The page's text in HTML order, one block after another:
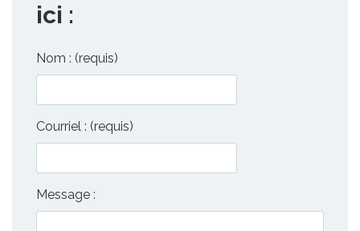
ici :
Nom : (requis)
Courriel : (requis)
Message :